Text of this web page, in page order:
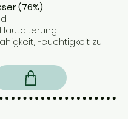
(76%)
Feuchtigkeit zu